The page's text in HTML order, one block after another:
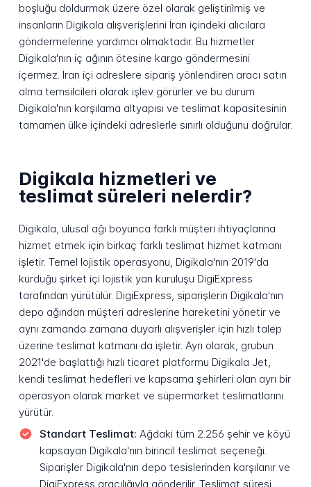
boşluğu doldurmak üzere özel olarak geliştirilmiş ve
insanların Digikala alışverişlerini İran içindeki alıcılara
göndermelerine yardımcı olmaktadır. Bu hizmetler
Digikala'nın iç ağının ötesine kargo göndermesini
içermez. İran içi adreslere sipariş yönlendiren aracı satın
alma temsilcileri olarak işlev görürler ve bu durum
Digikala'nın karşılama altyapısı ve teslimat kapasitesinin
tamamen ülke içindeki adreslerle sınırlı olduğunu doğrular.
Digikala hizmetleri ve
teslimat süreleri nelerdir?
Digikala, ulusal ağı boyunca farklı müşteri ihtiyaçlarına
hizmet etmek için birkaç farklı teslimat hizmet katmanı
işletir. Temel lojistik operasyonu, Digikala'nın 2019'da
kurduğu şirket içi lojistik yan kuruluşu DigiExpress
tarafından yürütülür. DigiExpress, siparişlerin Digikala'nın
depo ağından müşteri adreslerine hareketini yönetir ve
aynı zamanda zamana duyarlı alışverişler için hızlı talep
üzerine teslimat katmanı da işletir. Ayrı olarak, grubun
2021'de başlattığı hızlı ticaret platformu Digikala Jet,
kendi teslimat hedefleri ve kapsama şehirleri olan ayrı bir
operasyon olarak market ve süpermarket teslimatlarını
yürütür.
Standart Teslimat: Ağdaki tüm 2.256 şehir ve köyü
kapsayan Digikala'nın birincil teslimat seçeneği.
Siparişler Digikala'nın depo tesislerinden karşılanır ve
DigiExpress aracılığıyla gönderilir. Teslimat süresi,